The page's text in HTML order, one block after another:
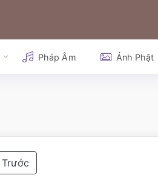
Pháp Âm Ảnh Phật